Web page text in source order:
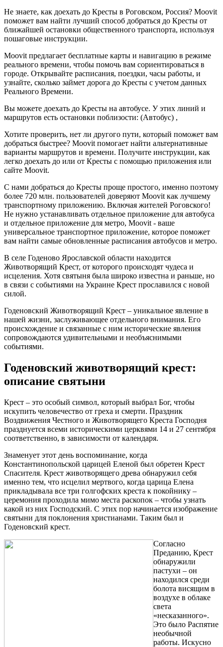
Не знаете, как доехать до Кресты в Роговском, Россия? Moovit
поможет вам найти лучший способ добраться до Кресты от
ближайшей остановки общественного транспорта, используя
пошаговые инструкции.
Moovit предлагает бесплатные карты и навигацию в режиме
реального времени, чтобы помочь вам сориентироваться в
городе. Открывайте расписания, поездки, часы работы, и
узнайте, сколько займет дорога до Кресты с учетом данных
Реального Времени.
Вы можете доехать до Кресты на автобусе. У этих линий и
маршрутов есть остановки поблизости: (Автобус) ,
Хотите проверить, нет ли другого пути, который поможет вам
добраться быстрее? Moovit помогает найти альтернативные
варианты маршрутов и времени. Получите инструкции, как
легко доехать до или от Кресты с помощью приложения или
сайте Moovit.
С нами добраться до Кресты проще простого, именно поэтому
более 720 млн. пользователей доверяют Moovit как лучшему
транспортному приложению. Включая жителей Роговского!
Не нужно устанавливать отдельное приложение для автобуса
и отдельное приложение для метро, Moovit - ваше
универсальное транспортное приложение, которое поможет
вам найти самые обновленные расписания автобусов и метро.
В селе Годеново Ярославской области находится
Животворящий Крест, от которого происходят чудеса и
исцеления. Хотя святыня была широко известна и раньше, но
в связи с событиями на Украине Крест прославился с новой
силой.
Годеновский Животворящий Крест – уникальное явление в
нашей жизни, заслуживающее отдельного внимания. Его
происхождение и связанные с ним исторические явления
сопровождаются удивительными и необъяснимыми
событиями.
Годеновский животворящий крест:
описание святыни
Крест – это особый символ, который выбрал Бог, чтобы
искупить человечество от греха и смерти. Праздник
Воздвижения Честного и Животворящего Креста Господня
празднуется всеми историческими церквями 14 и 27 сентября
соответственно, в зависимости от календаря.
Знаменует этот день воспоминание, когда
Константинопольской царицей Еленой был обретен Крест
Спасителя. Крест животворящего древа обнаружил себя
именно тем, что исцелил мертвого, когда царица Елена
прикладывала все три голгофских креста к покойнику –
церемония проходила мимо места раскопок – чтобы узнать
какой из них Господский. С этих пор начинается изображение
святыни для поклонения христианами. Таким был и
Годеновский крест.
Согласно
Преданию, Крест
обнаружили
пастухи – он
находился среди
болота висящим в
воздухе в облаке
света
«несказанного».
Это было Распятие
необычной
работы. Искусно